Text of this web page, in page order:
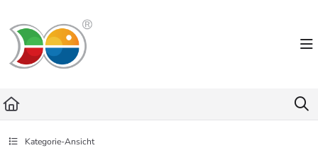
Fetch the complete documentation index at:
Use this file to discover all available pages before exploring further.
Kategorie-Ansicht